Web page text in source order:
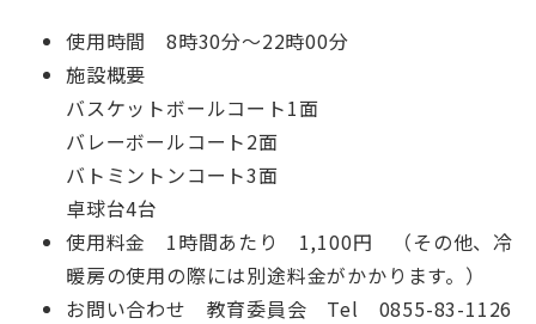
使用時間 8時30分～22時00分
施設概要
バスケットボールコート1面
バレーボールコート2面
バトミントンコート3面
卓球台4台
使用料金 1時間あたり 1,100円 （その他、冷
暖房の使用の際には別途料金がかかります。）
お問い合わせ 教育委員会 Tel 0855-83-1126